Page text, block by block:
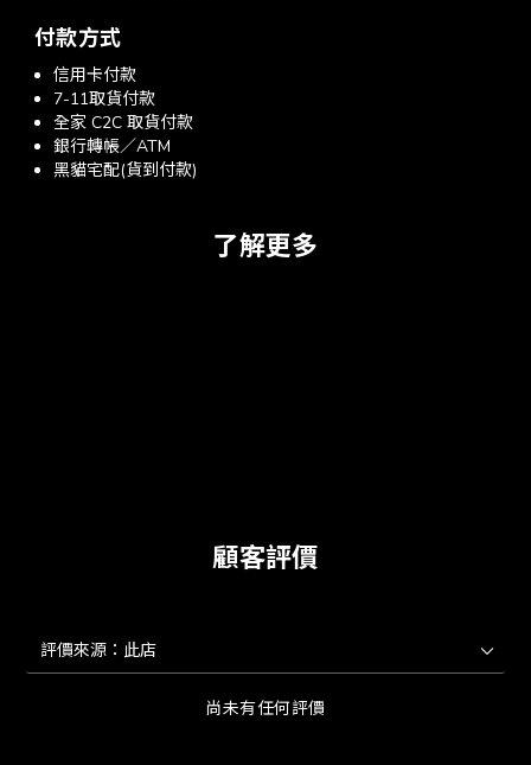
付款方式
信用卡付款
7-11取貨付款
全家 C2C 取貨付款
銀行轉帳／ATM
黑貓宅配(貨到付款)
了解更多
顧客評價
尚未有任何評價